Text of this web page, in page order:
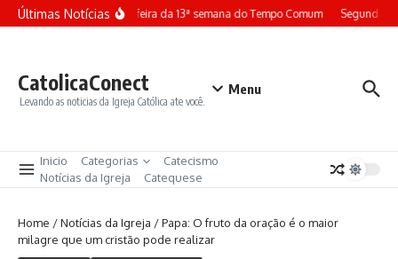
Ir para o conteúdo
Últimas NotíciasTerça-feira da 13ª semana do Tempo Comum Segunda-
CatolicaConect
Levando as noticias da Igreja Católica ate você.
Menu
Inicio Categorias
Catecismo
Notícias da Igreja
Catequese
Home /Notícias da Igreja /Papa: O fruto da oração é o maior
milagre que um cristão pode realizar